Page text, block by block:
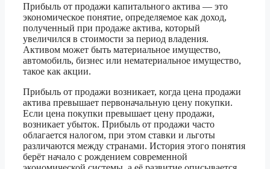
Прибыль от продажи капитального актива — это
экономическое понятие, определяемое как доход,
полученный при продаже актива, который
увеличился в стоимости за период владения.
Активом может быть материальное имущество,
автомобиль, бизнес или нематериальное имущество,
такое как акции.
Прибыль от продажи возникает, когда цена продажи
актива превышает первоначальную цену покупки.
Если цена покупки превышает цену продажи,
возникает убыток. Прибыль от продажи часто
облагается налогом, при этом ставки и льготы
различаются между странами. История этого понятия
берёт начало с рождением современной